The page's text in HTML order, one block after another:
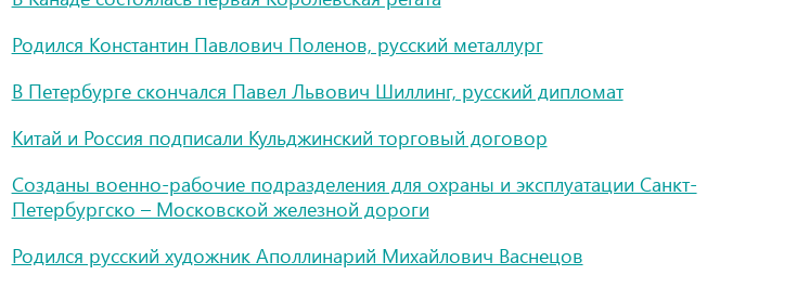
Родился Константин Павлович Поленов, русский металлург
В Петербурге скончался Павел Львович Шиллинг, русский дипломат
Китай и Россия подписали Кульджинский торговый договор
Созданы военно-рабочие подразделения для охраны и эксплуатации Санкт-
Петербургско – Московской железной дороги
Родился русский художник Аполлинарий Михайлович Васнецов